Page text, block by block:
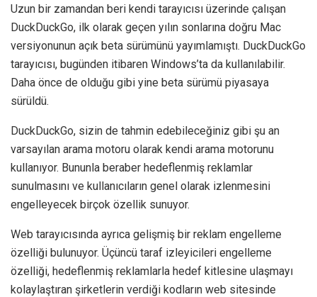
Uzun bir zamandan beri kendi tarayıcısı üzerinde çalışan
DuckDuckGo, ilk olarak geçen yılın sonlarına doğru Mac
versiyonunun açık beta sürümünü yayımlamıştı. DuckDuckGo
tarayıcısı, bugünden itibaren Windows’ta da kullanılabilir.
Daha önce de olduğu gibi yine beta sürümü piyasaya
sürüldü.
DuckDuckGo, sizin de tahmin edebileceğiniz gibi şu an
varsayılan arama motoru olarak kendi arama motorunu
kullanıyor. Bununla beraber hedeflenmiş reklamlar
sunulmasını ve kullanıcıların genel olarak izlenmesini
engelleyecek birçok özellik sunuyor.
Web tarayıcısında ayrıca gelişmiş bir reklam engelleme
özelliği bulunuyor. Üçüncü taraf izleyicileri engelleme
özelliği, hedeflenmiş reklamlarla hedef kitlesine ulaşmayı
kolaylaştıran şirketlerin verdiği kodların web sitesinde